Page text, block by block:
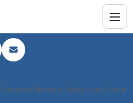
Minerais: Saiba Como Fazer